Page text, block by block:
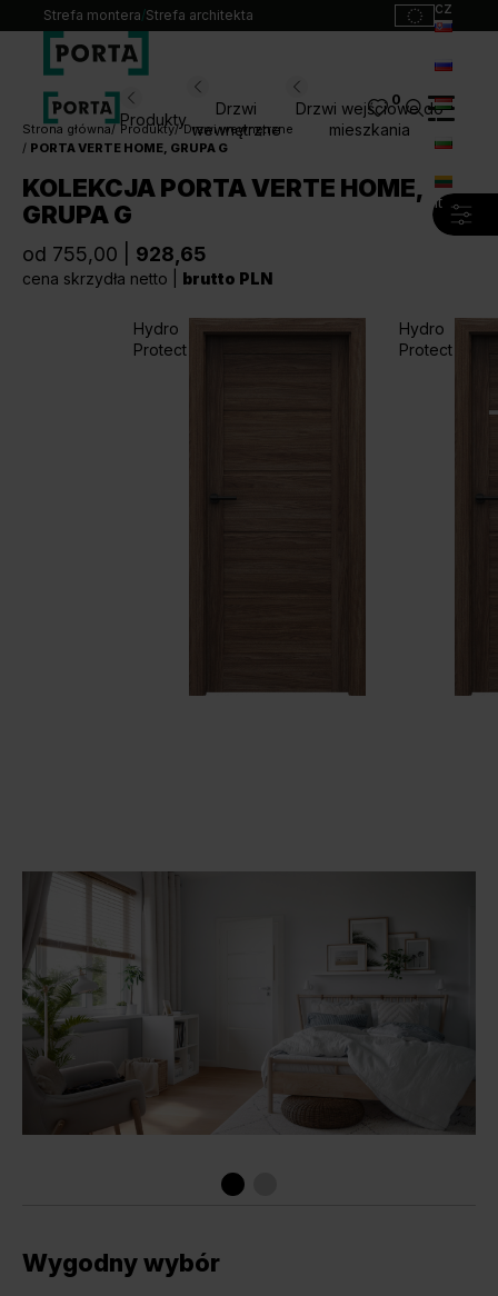
Strefa montera/Strefa architekta cz
hu
lt
Produkty
Drzwi
wewnętrzne
Drzwi wejściowe do
mieszkania
0
Wybierz swoje drzwi
Produkty
Punkty sprzedaży
Kontakt
Pliki do pobrania
Strona główna Produkty
Drzwi wewnętrzne
PORTA VERTE HOME, GRUPA G
KOLEKCJA PORTA VERTE HOME,
GRUPA G
od 755,00 | 928,65
cena skrzydła netto | brutto PLN
Hydro
Protect
Hydro
Protect
Wygodny wybór